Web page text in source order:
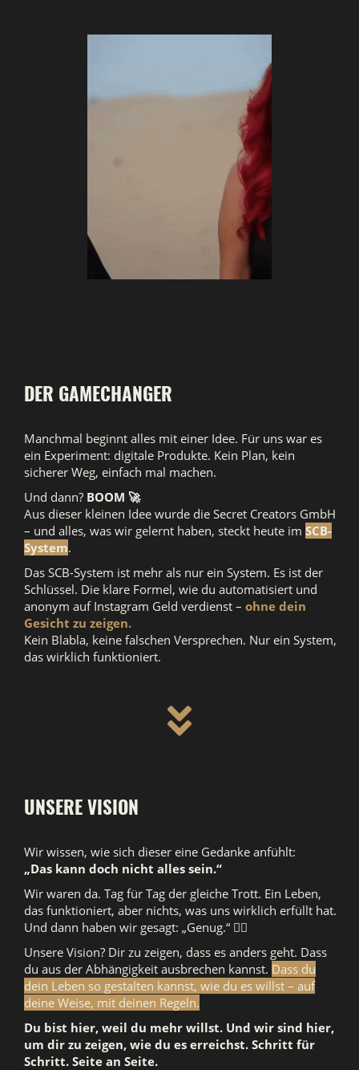
DER GAMECHANGER
Manchmal beginnt alles mit einer Idee. Für uns war es
ein Experiment: digitale Produkte. Kein Plan, kein
sicherer Weg, einfach mal machen.
Und dann? BOOM 🚀
Aus dieser kleinen Idee wurde die Secret Creators GmbH
– und alles, was wir gelernt haben, steckt heute im SCB-
System.
Das SCB-System ist mehr als nur ein System. Es ist der
Schlüssel. Die klare Formel, wie du automatisiert und
anonym auf Instagram Geld verdienst – ohne dein
Gesicht zu zeigen.
Kein Blabla, keine falschen Versprechen. Nur ein System,
das wirklich funktioniert.
UNSERE VISION
Wir wissen, wie sich dieser eine Gedanke anfühlt:
„Das kann doch nicht alles sein.“
Wir waren da. Tag für Tag der gleiche Trott. Ein Leben,
das funktioniert, aber nichts, was uns wirklich erfüllt hat.
Und dann haben wir gesagt: „Genug.“ 🙅‍♀️
Unsere Vision? Dir zu zeigen, dass es anders geht. Dass
du aus der Abhängigkeit ausbrechen kannst. Dass du
dein Leben so gestalten kannst, wie du es willst – auf
deine Weise, mit deinen Regeln.
Du bist hier, weil du mehr willst. Und wir sind hier,
um dir zu zeigen, wie du es erreichst. Schritt für
Schritt. Seite an Seite.